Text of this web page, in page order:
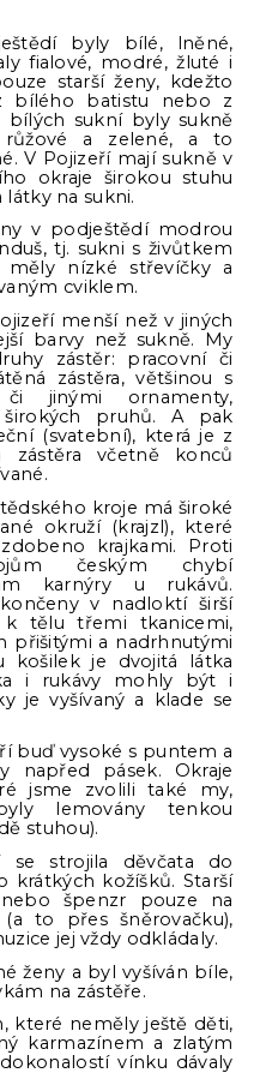
byly bílé, lněné,
fialové, modré, žluté i
starší ženy, kdežto
bílého batistu nebo z
sukní byly sukně
růžové a zelené, a to
V Pojizeří mají sukně v
okraje širokou stuhu
látky na sukni.
v podještědí modrou
tj. sukni s živůtkem
nízké střevíčky a
cviklem.
menší než v jiných
barvy než sukně. My
zástěr: pracovní či
zástěra, většinou s
jinými ornamenty,
pruhů. A pak
(svatební), která je z
včetně konců
kroje má široké
okruží (krajzl), které
krajkami. Proti
českým chybí
karnýry u rukávů.
v nadloktí širší
k tělu třemi tkanicemi,
přišitými a nadrhnutými
košilek je dvojitá látka
i rukávy mohly být i
je vyšívaný a klade se
buď vysoké s puntem a
napřed pásek. Okraje
jsme zvolili také my,
lemovány tenkou
stuhou).
se strojila děvčata do
krátkých kožíšků. Starší
špenzr pouze na
to přes šněrovačku),
jej vždy odkládaly.
ženy a byl vyšíván bíle,
na zástěře.
které neměly ještě děti,
karmazínem a zlatým
vínku dávaly